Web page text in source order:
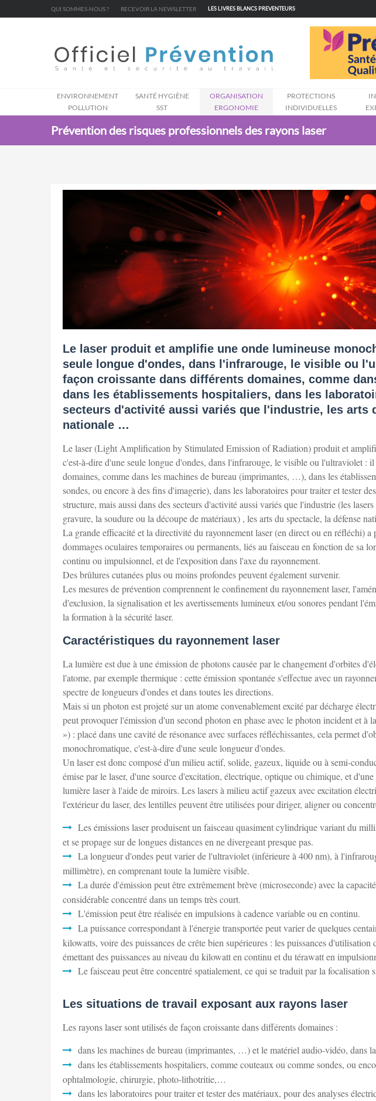
QUI SOMMES-NOUS ? RECEVOIR LA NEWSLETTER LES LIVRES BLANCS PREVENTEURS
ENVIRONNEMENT
POLLUTION
SANTÉ HYGIÈNE
SST
ORGANISATION
ERGONOMIE
PROTECTIONS
INDIVIDUELLES
Prévention des risques professionnels des rayons laser
Le laser produit et amplifie une onde lumineuse
seule longue d'ondes, dans l'infrarouge, le visible ou
façon croissante dans différents domaines, comme
dans les établissements hospitaliers, dans les
secteurs d'activité aussi variés que l'industrie, les arts
nationale …
Le laser (Light Amplification by Stimulated Emission of Radiation) produit et
c'est-à-dire d'une seule longue d'ondes, dans l'infrarouge, le visible ou l'ultraviolet :
domaines, comme dans les machines de bureau (imprimantes, …), dans les
sondes, ou encore à des fins d'imagerie), dans les laboratoires pour traiter et tester
structure, mais aussi dans des secteurs d'activité aussi variés que l'industrie (les
gravure, la soudure ou la découpe de matériaux) , les arts du spectacle, la défense
La grande efficacité et la directivité du rayonnement laser (en direct ou en réfléchi)
dommages oculaires temporaires ou permanents, liés au faisceau en fonction de sa
continu ou impulsionnel, et de l'exposition dans l'axe du rayonnement.
Des brûlures cutanées plus ou moins profondes peuvent également survenir.
Les mesures de prévention comprennent le confinement du rayonnement laser,
d'exclusion, la signalisation et les avertissements lumineux et/ou sonores pendant
la formation à la sécurité laser.
Caractéristiques du rayonnement laser
La lumière est due à une émission de photons causée par le changement d'orbites
l'atome, par exemple thermique : cette émission spontanée s'effectue avec un
spectre de longueurs d'ondes et dans toutes les directions.
Mais si un photon est projeté sur un atome convenablement excité par décharge
peut provoquer l'émission d'un second photon en phase avec le photon incident et à
») : placé dans une cavité de résonance avec surfaces réfléchissantes, cela permet
monochromatique, c'est-à-dire d'une seule longueur d'ondes.
Un laser est donc composé d'un milieu actif, solide, gazeux, liquide ou à semi-
émise par le laser, d'une source d'excitation, électrique, optique ou chimique, et
lumière laser à l'aide de miroirs. Les lasers à milieu actif gazeux avec excitation
l'extérieur du laser, des lentilles peuvent être utilisées pour diriger, aligner ou
Les émissions laser produisent un faisceau quasiment cylindrique variant du
et se propage sur de longues distances en ne divergeant presque pas.
La longueur d'ondes peut varier de l'ultraviolet (inférieure à 400 nm), à
millimètre), en comprenant toute la lumière visible.
La durée d'émission peut être extrêmement brève (microseconde) avec la
considérable concentré dans un temps très court.
L'émission peut être réalisée en impulsions à cadence variable ou en continu.
La puissance correspondant à l'énergie transportée peut varier de quelques
kilowatts, voire des puissances de crête bien supérieures : les puissances d'utilisation
émettant des puissances au niveau du kilowatt en continu et du térawatt en
Le faisceau peut être concentré spatialement, ce qui se traduit par la focalisation
Les situations de travail exposant aux rayons laser
Les rayons laser sont utilisés de façon croissante dans différents domaines :
dans les machines de bureau (imprimantes, …) et le matériel audio-vidéo, dans
dans les établissements hospitaliers, comme couteaux ou comme sondes, ou
ophtalmologie, chirurgie, photo-lithotritie,…
dans les laboratoires pour traiter et tester des matériaux, pour des analyses
Cookies management panel